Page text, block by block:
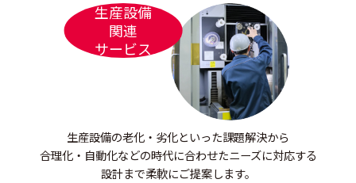
生産設備
関連
サービス
生産設備の老化・劣化といった課題解決から
合理化・自動化などの時代に合わせたニーズに対応する
設計まで柔軟にご提案します。